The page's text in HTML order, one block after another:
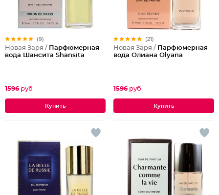
(9)
Новая Заря / Парфюмерная
вода Шансита Shansita
1596 руб
(21)
Новая Заря / Парфюмерная
вода Олиана Olyana
1596 руб